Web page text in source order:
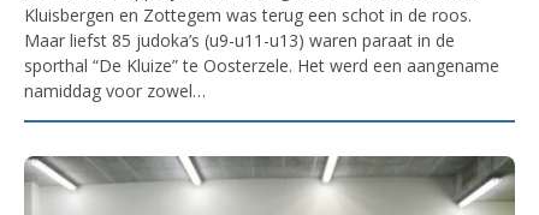
Kluisbergen en Zottegem was terug een schot in de roos.
Maar liefst 85 judoka’s (u9-u11-u13) waren paraat in de
sporthal “De Kluize” te Oosterzele. Het werd een aangename
namiddag voor zowel…